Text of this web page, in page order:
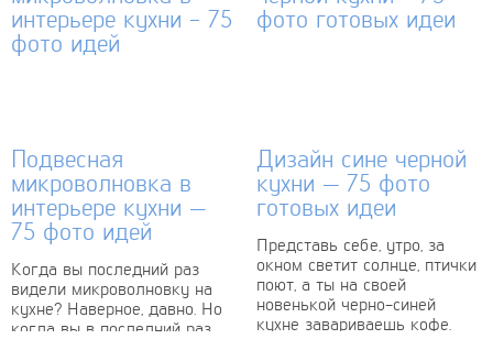
Подвесная
микроволновка в
интерьере кухни —
75 фото идей
Когда вы последний раз
видели микроволновку на
кухне? Наверное, давно. Но
когда вы в последний раз
Дизайн сине черной
кухни — 75 фото
готовых идеи
Представь себе, утро, за
окном светит солнце, птички
поют, а ты на своей
новенькой черно-синей
кухне завариваешь кофе.